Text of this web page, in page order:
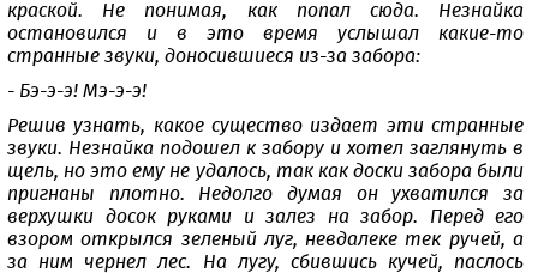
краской. Не понимая, как попал сюда. Незнайка
остановился и в это время услышал какие-то
странные звуки, доносившиеся из-за забора:
- Бэ-э-э! Мэ-э-э!
Решив узнать, какое существо издает эти странные
звуки. Незнайка подошел к забору и хотел заглянуть в
щель, но это ему не удалось, так как доски забора были
пригнаны плотно. Недолго думая он ухватился за
верхушки досок руками и залез на забор. Перед его
взором открылся зеленый луг, невдалеке тек ручей, а
за ним чернел лес. На лугу, сбившись кучей, паслось